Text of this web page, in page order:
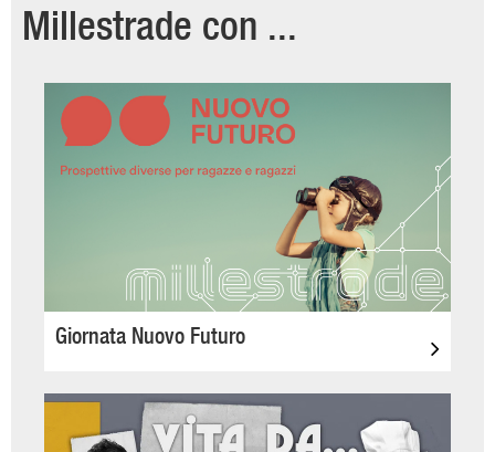
Millestrade con ...
Giornata Nuovo Futuro